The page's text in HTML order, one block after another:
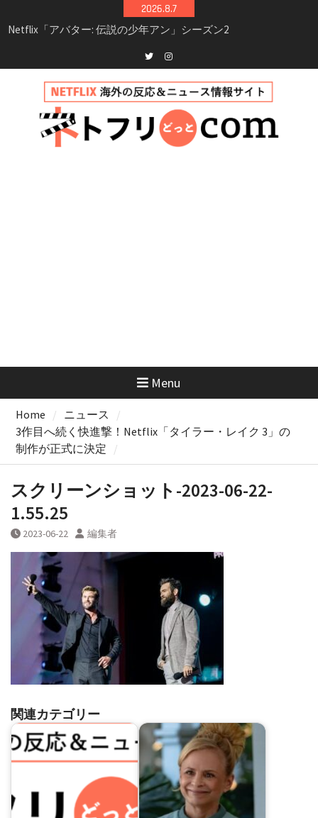
to
2026.8.7
Netflix映画「ボイスメールで恋をして」キャス
イッチ主演ロマコメ
新決定！2027年撮影開始へ
兄弟大騒動のコメディ映画「リトル・ブラザ
ー」がNetflixで配信！─キャスト・あらすじ・
見どころまとめ
Twitterinstagram
Menu
Home
ニュース
3作目へ続く快進撃！Netflix「タイラー・レイク 3」の
制作が正式に決定
スクリーンショット-2023-06-22-
1.55.25
2023-06-22 編集者
関連カテゴリー